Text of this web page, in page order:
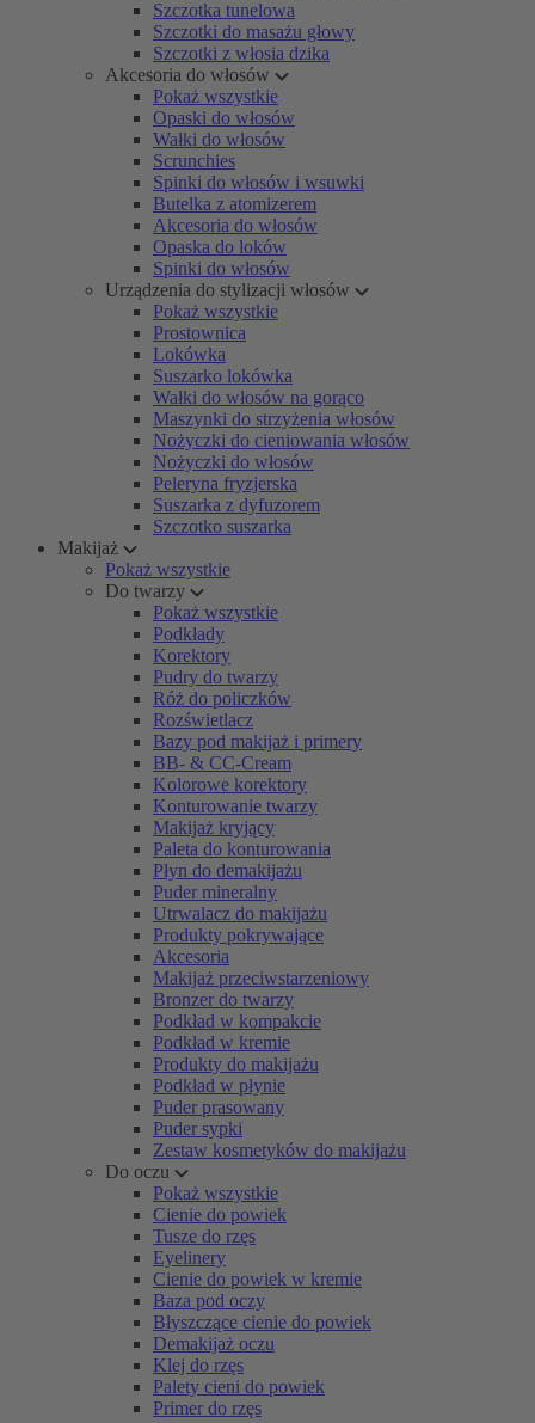
Szczotka tunelowa
Szczotki do masażu głowy
Szczotki z włosia dzika
Akcesoria do włosów
Pokaż wszystkie
Opaski do włosów
Wałki do włosów
Scrunchies
Spinki do włosów i wsuwki
Butelka z atomizerem
Akcesoria do włosów
Opaska do loków
Spinki do włosów
Urządzenia do stylizacji włosów
Pokaż wszystkie
Prostownica
Lokówka
Suszarko lokówka
Wałki do włosów na gorąco
Maszynki do strzyżenia włosów
Nożyczki do cieniowania włosów
Nożyczki do włosów
Peleryna fryzjerska
Suszarka z dyfuzorem
Szczotko suszarka
Makijaż
Pokaż wszystkie
Do twarzy
Pokaż wszystkie
Podkłady
Korektory
Pudry do twarzy
Róż do policzków
Rozświetlacz
Bazy pod makijaż i primery
BB- & CC-Cream
Kolorowe korektory
Konturowanie twarzy
Makijaż kryjący
Paleta do konturowania
Płyn do demakijażu
Puder mineralny
Utrwalacz do makijażu
Produkty pokrywające
Akcesoria
Makijaż przeciwstarzeniowy
Bronzer do twarzy
Podkład w kompakcie
Podkład w kremie
Produkty do makijażu
Podkład w płynie
Puder prasowany
Puder sypki
Zestaw kosmetyków do makijażu
Do oczu
Pokaż wszystkie
Cienie do powiek
Tusze do rzęs
Eyelinery
Cienie do powiek w kremie
Baza pod oczy
Błyszczące cienie do powiek
Demakijaż oczu
Klej do rzęs
Palety cieni do powiek
Primer do rzęs